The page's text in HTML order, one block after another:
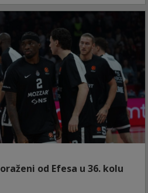
od Efesa u 36. kolu